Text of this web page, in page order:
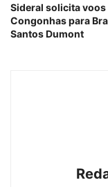
Sideral solicita voos
Congonhas para
Santos Dumont